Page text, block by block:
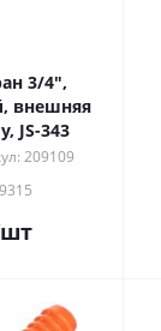
3/4",
внешняя
JS-343
209109